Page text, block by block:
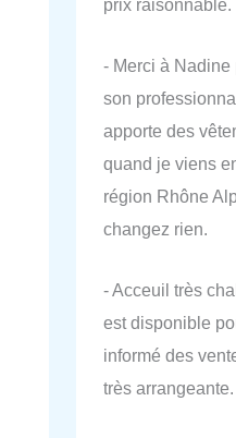
prix raisonnable.
- Merci à
son
apporte des
quand je viens
région Rhône
changez rien.
- Acceuil très
est disponible
informé des
très arrangeante.